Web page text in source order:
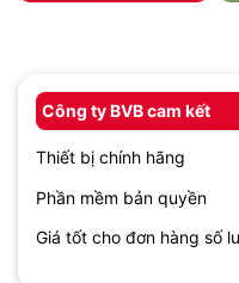
Công ty BVB cam kết
Thiết bị chính hãng
Phần mềm bản quyền
Giá tốt cho đơn hàng số